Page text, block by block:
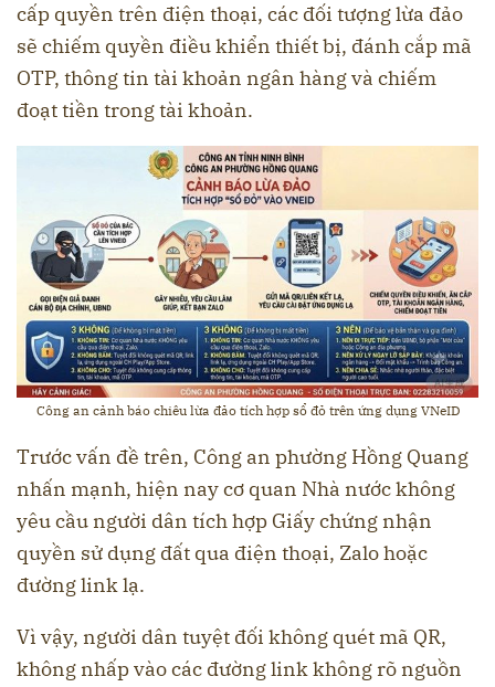
cấp quyền trên điện thoại, các đối tượng lừa đảo
sẽ chiếm quyền điều khiển thiết bị, đánh cắp mã
OTP, thông tin tài khoản ngân hàng và chiếm
đoạt tiền trong tài khoản.
Công an cảnh báo chiêu lừa đảo tích hợp sổ đỏ trên ứng dụng VNeID
Trước vấn đề trên, Công an phường Hồng Quang
nhấn mạnh, hiện nay cơ quan Nhà nước không
yêu cầu người dân tích hợp Giấy chứng nhận
quyền sử dụng đất qua điện thoại, Zalo hoặc
đường link lạ.
Vì vậy, người dân tuyệt đối không quét mã QR,
không nhấp vào các đường link không rõ nguồn